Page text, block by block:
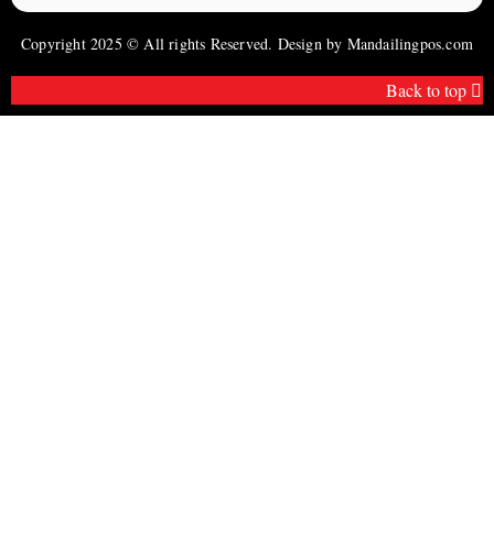
Copyright 2025 © All rights Reserved. Design by Mandailingpos.com
Back to top